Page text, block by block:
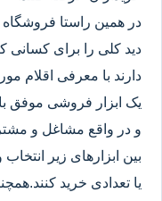
در همین راستا فروشگاه
دید کلی را برای کسانی
دارند با معرفی اقلام
یک ابزار فروشی موفق
و در واقع مشاغل و
بین ابزارهای زیر
یا تعدادی خرید